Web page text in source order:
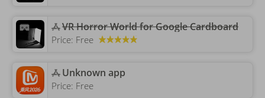
VR Horror World for Google Cardboard
Price: Free
Unknown app
Price: Free